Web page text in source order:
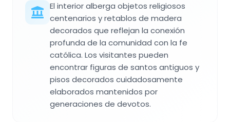
El interior alberga objetos religiosos
centenarios y retablos de madera
decorados que reflejan la conexión
profunda de la comunidad con la fe
católica. Los visitantes pueden
encontrar figuras de santos antiguos y
pisos decorados cuidadosamente
elaborados mantenidos por
generaciones de devotos.